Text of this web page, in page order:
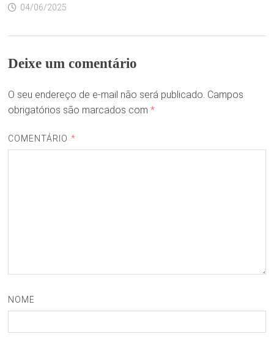
04/06/2025
Deixe um comentário
O seu endereço de e-mail não será publicado. Campos
obrigatórios são marcados com *
COMENTÁRIO *
NOME